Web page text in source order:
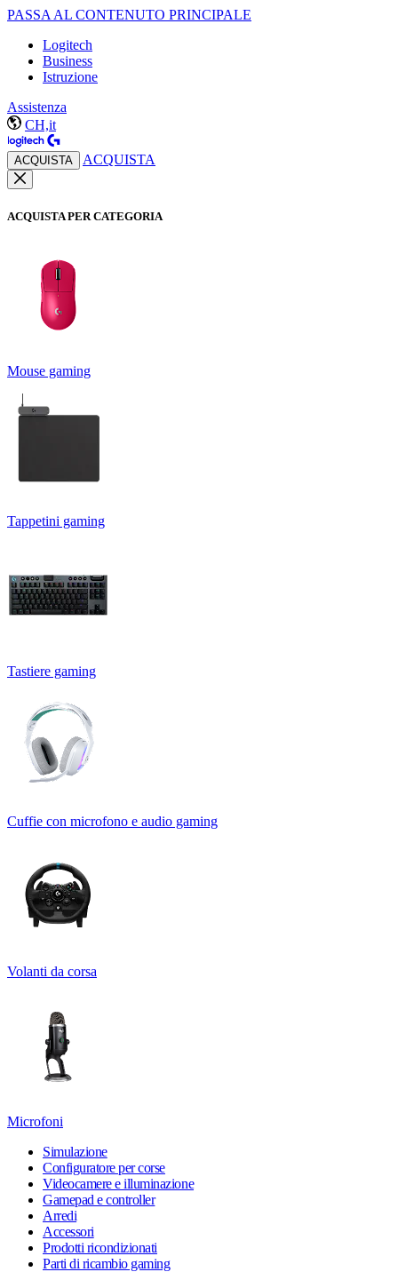
PASSA AL CONTENUTO PRINCIPALE
Logitech
Business
Istruzione
Assistenza
CH,it
ACQUISTA ACQUISTA
ACQUISTA PER CATEGORIA
Mouse gaming
Tappetini gaming
Tastiere gaming
Cuffie con microfono e audio gaming
Volanti da corsa
Microfoni
Simulazione
Configuratore per corse
Videocamere e illuminazione
Gamepad e controller
Arredi
Accessori
Prodotti ricondizionati
Parti di ricambio gaming